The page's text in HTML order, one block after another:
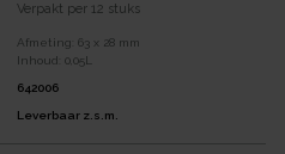
Verpakt per 12 stuks
Afmeting: 63 x 28 mm
Inhoud: 0,05L
642006
Leverbaar z.s.m.